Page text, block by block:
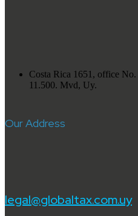
Costa Rica 1651, office No.
11.500. Mvd, Uy.
Our Address
legal@globaltax.com.uy